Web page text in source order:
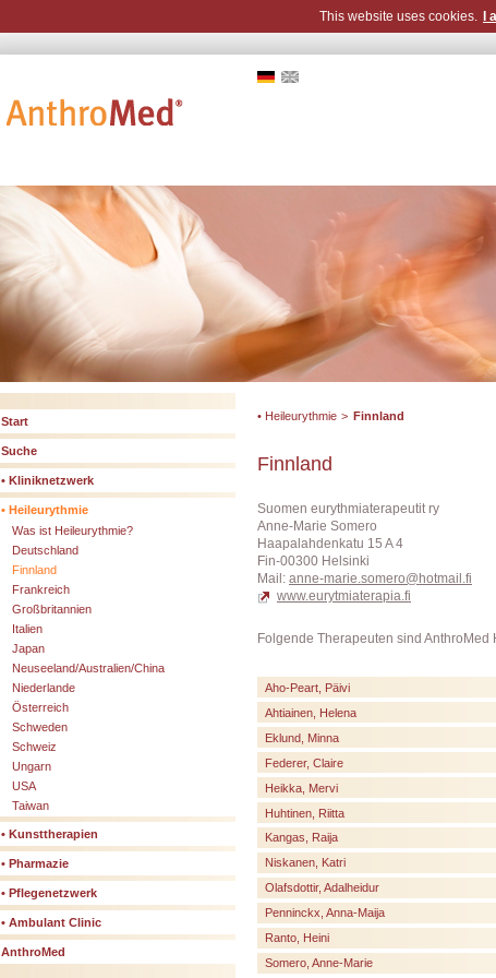
Start
Suche
• Kliniknetzwerk
• Heileurythmie
Was ist Heileurythmie?
Deutschland
Finnland
Frankreich
Großbritannien
Italien
Japan
Neuseeland/Australien/China
Niederlande
Österreich
Schweden
Schweiz
Ungarn
USA
Taiwan
• Kunsttherapien
• Pharmazie
• Pflegenetzwerk
• Ambulant Clinic
AnthroMed
• Heileurythmie > Finnland
Finnland
Suomen eurythmiaterapeutit ry
Anne-Marie Somero
Haapalahdenkatu 15 A 4
Fin-00300 Helsinki
Mail: anne-marie.somero@hotmail.fi
www.eurytmiaterapia.fi
Folgende Therapeuten sind AnthroMed
Aho-Peart, Päivi
Ahtiainen, Helena
Eklund, Minna
Federer, Claire
Heikka, Mervi
Huhtinen, Riitta
Kangas, Raija
Niskanen, Katri
Olafsdottir, Adalheidur
Penninckx, Anna-Maija
Ranto, Heini
Somero, Anne-Marie
This website uses cookies. I